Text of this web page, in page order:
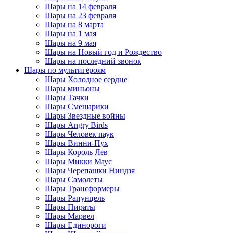
Шары на 14 февраля
Шары на 23 февраля
Шары на 8 марта
Шары на 1 мая
Шары на 9 мая
Шары на Новый год и Рождество
Шары на последний звонок
Шары по мультигероям
Шары Холодное сердце
Шары миньоны
Шары Тачки
Шары Смешарики
Шары Звездные войны
Шары Angry Birds
Шары Человек паук
Шары Винни-Пух
Шары Король Лев
Шары Микки Маус
Шары Черепашки Ниндзя
Шары Самолеты
Шары Трансформеры
Шары Рапунцель
Шары Пираты
Шары Марвел
Шары Единороги